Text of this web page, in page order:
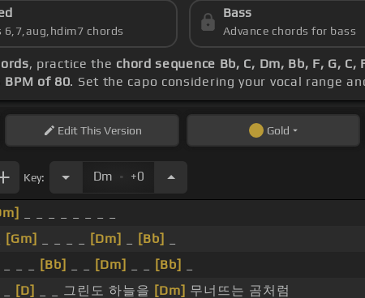
6,7,aug,hdim7 chords
Bass
Advance chords for bass
, practice the chord sequence Bb, C, Dm, Bb, F, G, C,
BPM of 80. Set the capo considering your vocal range
EditThis Version Gold
Key: Dm . +0
[Gm] [Dm] [Bb]
[Bb] [Dm] [Bb]
[D] _ _ 그린도 하늘을 [Dm] 무너뜨는 곰처럼